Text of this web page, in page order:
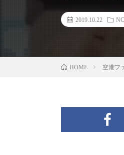
2019.10.22
HOME 空港フ